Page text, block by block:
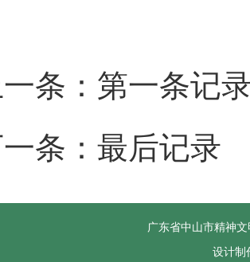
一条：第一条记
条：最后记录
广东省中山市精神
设计制